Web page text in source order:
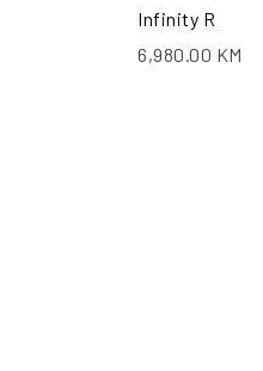
Infinity R
6,980.00 KM